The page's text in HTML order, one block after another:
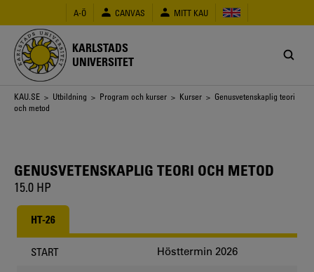
huvudinnehåll
A-Ö CANVAS MITT KAU
KARLSTADS
UNIVERSITET
Länkstig
KAU.SE > Utbildning > Program och kurser > Kurser > Genusvetenskaplig teori
och metod
GENUSVETENSKAPLIG TEORI OCH METOD
15.0 HP
HT-26
START Hösttermin 2026